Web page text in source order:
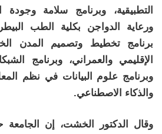
التطبيقية، وبرنامج سلامة
ورعاية الدواجن بكلية الطب
برنامج تخطيط وتصميم المدن
الإقليمي والعمراني، وبرنامج
وبرنامج علوم البيانات في نظم
والذكاء الاصطناعي.
وقال الدكتور الخشت، إن